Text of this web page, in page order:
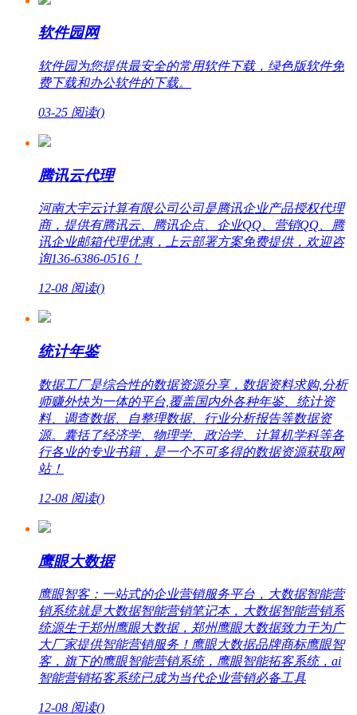
软件园网
软件园为您提供最安全的常用软件下载，绿色版软件免
费下载和办公软件的下载。
03-25 阅读()
腾讯云代理
河南大宇云计算有限公司公司是腾讯企业产品授权代理
商，提供有腾讯云、腾讯企点、企业QQ、营销QQ、腾
讯企业邮箱代理优惠，上云部署方案免费提供，欢迎咨
询136-6386-0516！
12-08 阅读()
统计年鉴
数据工厂是综合性的数据资源分享，数据资料求购,分析
师赚外快为一体的平台,覆盖国内外各种年鉴、统计资
料、调查数据、自整理数据、行业分析报告等数据资
源。囊括了经济学、物理学、政治学、计算机学科等各
行各业的专业书籍，是一个不可多得的数据资源获取网
站！
12-08 阅读()
鹰眼大数据
鹰眼智客：一站式的企业营销服务平台，大数据智能营
销系统就是大数据智能营销笔记本，大数据智能营销系
统源生于郑州鹰眼大数据，郑州鹰眼大数据致力于为广
大厂家提供智能营销服务！鹰眼大数据品牌商标鹰眼智
客，旗下的鹰眼智能营销系统，鹰眼智能拓客系统，ai
智能营销拓客系统已成为当代企业营销必备工具
12-08 阅读()